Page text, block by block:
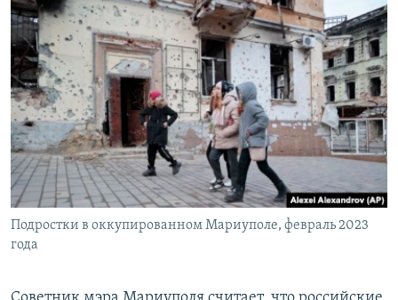
Подростки в оккупированном Мариуполе, февраль 2023
года